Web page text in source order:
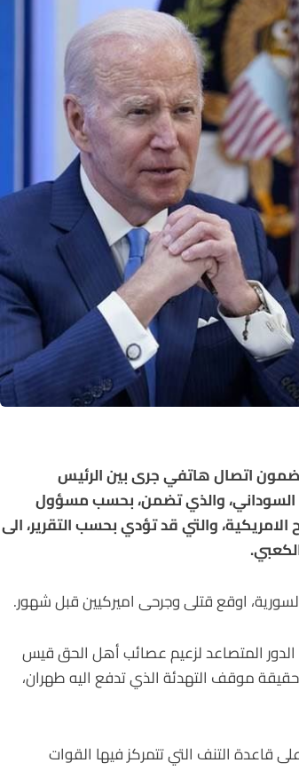
اتصال هاتفي جرى بين الرئيس
السوداني، والذي تضمن، بحسب مسؤول
والتي قد تؤدي بحسب التقرير، الى
اوقع قتلى وجرحى اميركيين قبل شهور.
الدور المتصاعد لزعيم عصائب أهل الحق قيس
موقف التهدئة الذي تدفع اليه طهران،
قاعدة التنف التي تتمركز فيها القوات